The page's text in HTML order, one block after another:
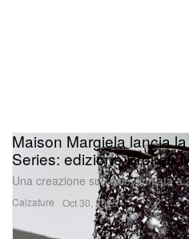
Calzature
Maison Margiela lancia la
Series: edizione Broken
Una creazione surreale, limitata a
Oct 30, 2025